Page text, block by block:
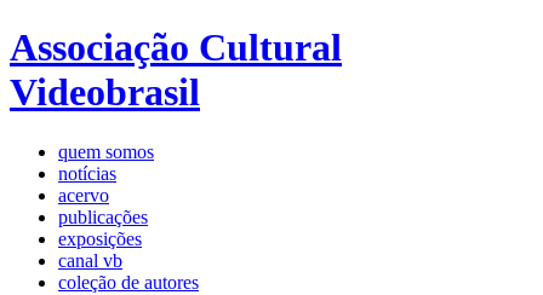
Associação Cultural
Videobrasil
quem somos
notícias
acervo
publicações
exposições
canal vb
coleção de autores